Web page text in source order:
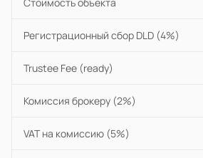
Регистрационный сбор DLD (4%)
Trustee Fee (ready)
Комиссия брокеру (2%)
VAT на комиссию (5%)